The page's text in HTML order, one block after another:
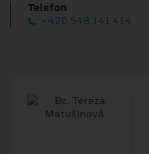
Telefon
+420 548 141 414